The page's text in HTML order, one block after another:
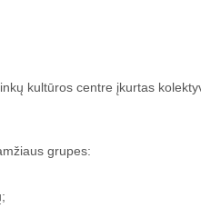
kultūros centre įkurtas
grupes: